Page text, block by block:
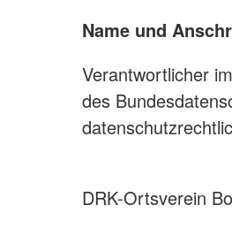
Name und
Verantwortlicher
des
DRK-Ortsverein